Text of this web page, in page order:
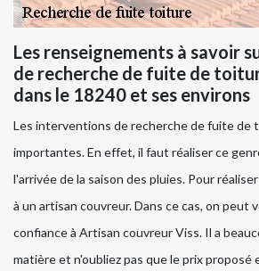
Les renseignements à savoir
de recherche de fuite de
dans le 18240 et ses environs
Les interventions de recherche de fuite de
importantes. En effet, il faut réaliser ce
l'arrivée de la saison des pluies. Pour
à un artisan couvreur. Dans ce cas, on peut
confiance à Artisan couvreur Viss. Il a
matière et n'oubliez pas que le prix